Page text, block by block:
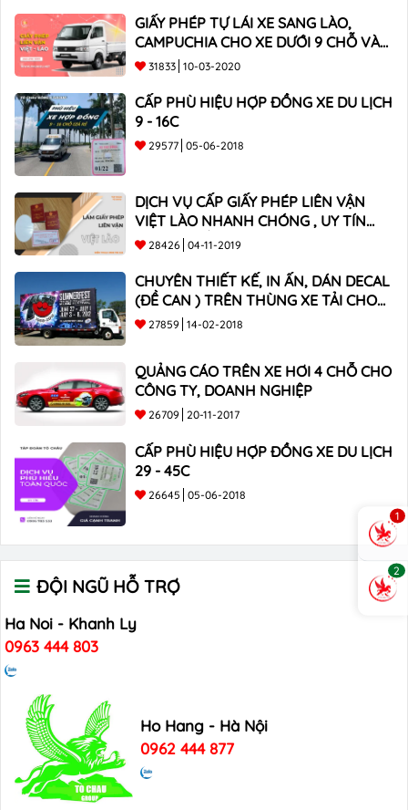
GIẤY PHÉP TỰ LÁI XE SANG LÀO,
CAMPUCHIA CHO XE DƯỚI 9 CHỖ VÀ
XE BÁN TẢI
31833 10-03-2020
CẤP PHÙ HIỆU HỢP ĐỒNG XE DU LỊCH
9 - 16C
29577 05-06-2018
DỊCH VỤ CẤP GIẤY PHÉP LIÊN VẬN
VIỆT LÀO NHANH CHÓNG , UY TÍN
TOÀN QUỐC
28426 04-11-2019
CHUYÊN THIẾT KẾ, IN ẤN, DÁN DECAL
(ĐỀ CAN ) TRÊN THÙNG XE TẢI CHO
CÔNG TY
27859 14-02-2018
QUẢNG CÁO TRÊN XE HƠI 4 CHỖ CHO
CÔNG TY, DOANH NGHIỆP
26709 20-11-2017
CẤP PHÙ HIỆU HỢP ĐỒNG XE DU LỊCH
29 - 45C
26645 05-06-2018
ĐỘI NGŨ HỖ TRỢ
Ha Noi - Khanh Ly
0963 444 803
Ho Hang - Hà Nội
0962 444 877
1
2